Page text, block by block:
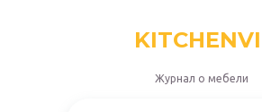
Журнал о мебели